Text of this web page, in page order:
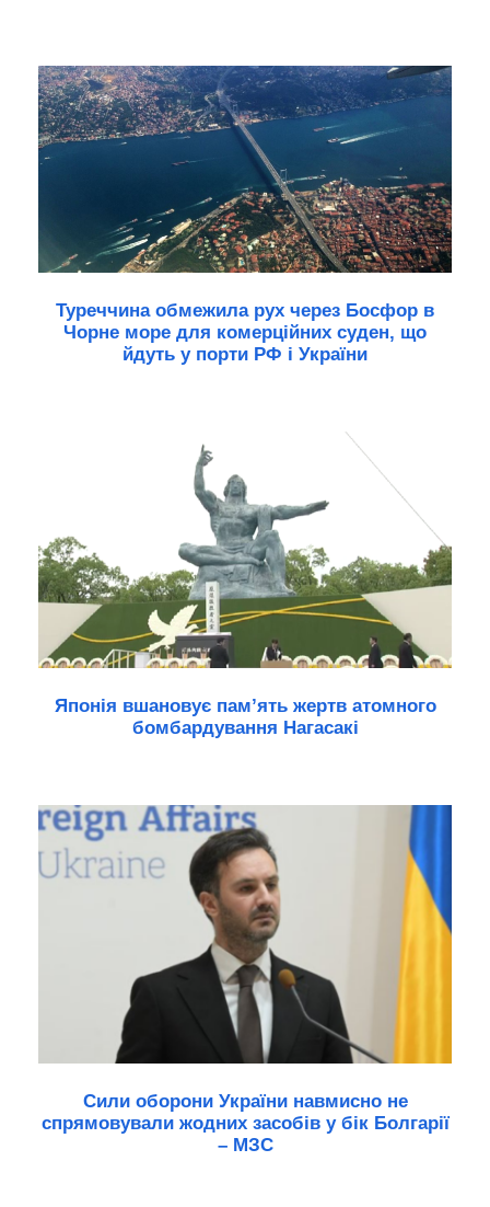
Туреччина обмежила рух через Босфор в
Чорне море для комерційних суден, що
йдуть у порти РФ і України
Японія вшановує пам’ять жертв атомного
бомбардування Нагасакі
Сили оборони України навмисно не
спрямовували жодних засобів у бік Болгарії
– МЗС